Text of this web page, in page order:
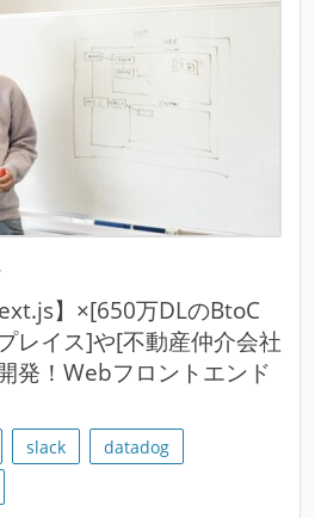
】×[650万DLのBtoC
レイス]や[不動産仲介会社
発！Webフロントエンド
slack
datadog